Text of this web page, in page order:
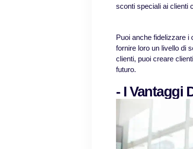
sconti speciali ai clienti
Puoi anche fidelizzare i
fornire loro un livello di
clienti, puoi creare
futuro.
- I Vantaggi